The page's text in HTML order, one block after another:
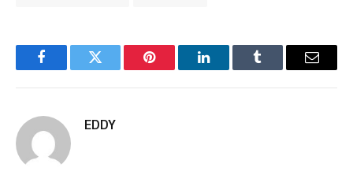
FacebookTwitter Pinterest LinkedInTumblr Email
EDDY